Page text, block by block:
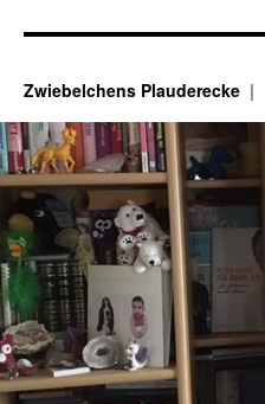
Zwiebelchens Plauderecke